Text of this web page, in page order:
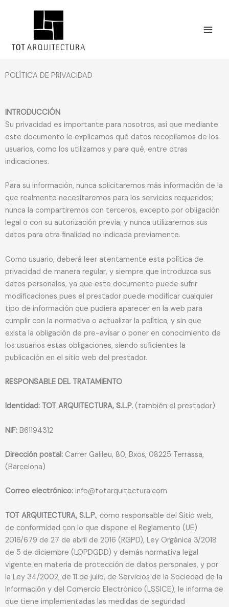
contenido
POLÍTICA DE PRIVACIDAD
INTRODUCCIÓN
Su privacidad es importante para nosotros, así que mediante
este documento le explicamos qué datos recopilamos de los
usuarios, como los utilizamos y para qué, entre otras
indicaciones.
Para su información, nunca solicitaremos más información de la
que realmente necesitaremos para los servicios requeridos;
nunca la compartiremos con terceros, excepto por obligación
legal o con su autorización previa; y nunca utilizaremos sus
datos para otra finalidad no indicada previamente.
Como usuario, deberá leer atentamente esta política de
privacidad de manera regular, y siempre que introduzca sus
datos personales, ya que este documento puede sufrir
modificaciones pues el prestador puede modificar cualquier
tipo de información que pudiera aparecer en la web para
cumplir con la normativa o actualizar la política, y sin que
exista la obligación de pre-avisar o poner en conocimiento de
los usuarios estas obligaciones, siendo suficientes la
publicación en el sitio web del prestador.
RESPONSABLE DEL TRATAMIENTO
Identidad: TOT ARQUITECTURA, S.L.P. (también el prestador)
NIF: B61194312
Dirección postal: Carrer Galileu, 80, Bxos, 08225 Terrassa,
(Barcelona)
Correo electrónico: info@totarquitectura.com
TOT ARQUITECTURA, S.L.P., como responsable del Sitio web,
de conformidad con lo que dispone el Reglamento (UE)
2016/679 de 27 de abril de 2016 (RGPD), Ley Orgánica 3/2018
de 5 de diciembre (LOPDGDD) y demás normativa legal
vigente en materia de protección de datos personales, y por
la Ley 34/2002, de 11 de julio, de Servicios de la Sociedad de la
Información y del Comercio Electrónico (LSSICE), le informa de
que tiene implementadas las medidas de seguridad